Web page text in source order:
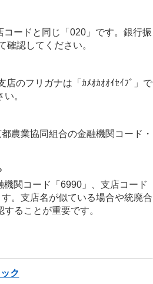
ードと同じ「020」です。銀行振
認してください。
のフリガナは「ｶﾒｵｶｵｵｲｾｲﾌﾞ」で
。
農業協同組合の金融機関コード・
関コード「6990」、支店コード
。支店名が似ている場合や統廃合
ることが重要です。
ク